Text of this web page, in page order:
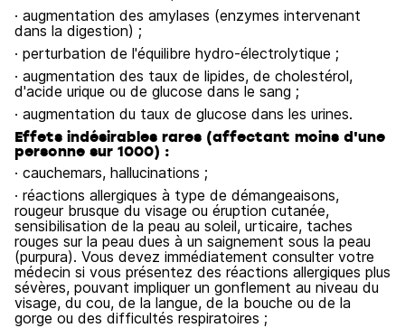
· augmentation des amylases (enzymes intervenant
dans la digestion) ;
· perturbation de l'équilibre hydro-électrolytique ;
· augmentation des taux de lipides, de cholestérol,
d'acide urique ou de glucose dans le sang ;
· augmentation du taux de glucose dans les urines.
Effets indésirables rares (affectant moins d'une
personne sur 1000) :
· cauchemars, hallucinations ;
· réactions allergiques à type de démangeaisons,
rougeur brusque du visage ou éruption cutanée,
sensibilisation de la peau au soleil, urticaire, taches
rouges sur la peau dues à un saignement sous la peau
(purpura). Vous devez immédiatement consulter votre
médecin si vous présentez des réactions allergiques plus
sévères, pouvant impliquer un gonflement au niveau du
visage, du cou, de la langue, de la bouche ou de la
gorge ou des difficultés respiratoires ;